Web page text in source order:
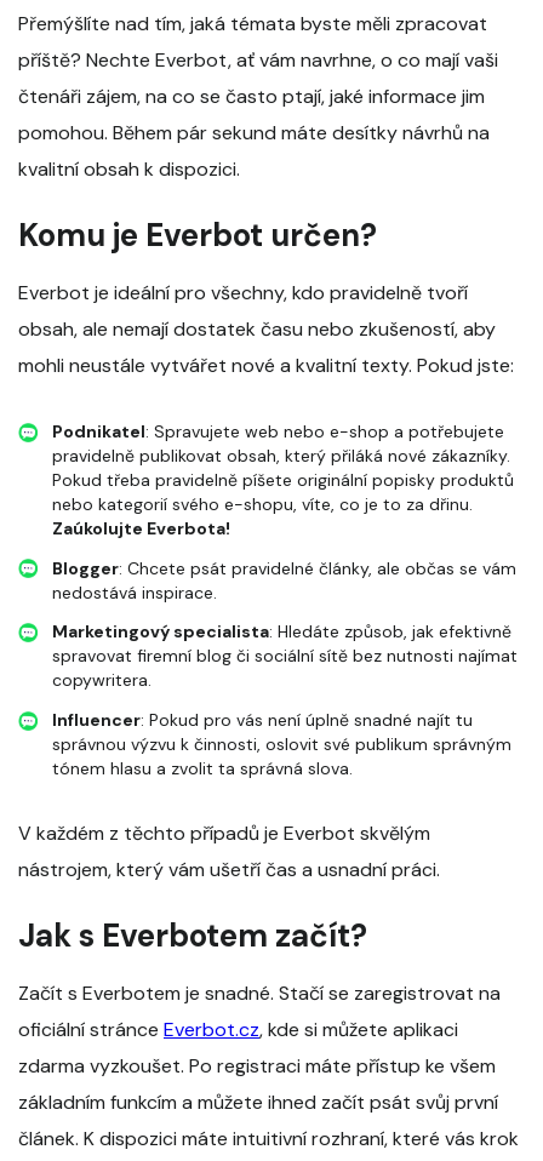
Přemýšlíte nad tím, jaká témata byste měli zpracovat
příště? Nechte Everbot, ať vám navrhne, o co mají vaši
čtenáři zájem, na co se často ptají, jaké informace jim
pomohou. Během pár sekund máte desítky návrhů na
kvalitní obsah k dispozici.
Komu je Everbot určen?
Everbot je ideální pro všechny, kdo pravidelně tvoří
obsah, ale nemají dostatek času nebo zkušeností, aby
mohli neustále vytvářet nové a kvalitní texty. Pokud jste:
Podnikatel: Spravujete web nebo e-shop a potřebujete
pravidelně publikovat obsah, který přiláká nové zákazníky.
Pokud třeba pravidelně píšete originální popisky produktů
nebo kategorií svého e-shopu, víte, co je to za dřinu.
Zaúkolujte Everbota!
Blogger: Chcete psát pravidelné články, ale občas se vám
nedostává inspirace.
Marketingový specialista: Hledáte způsob, jak efektivně
spravovat firemní blog či sociální sítě bez nutnosti najímat
copywritera.
Influencer: Pokud pro vás není úplně snadné najít tu
správnou výzvu k činnosti, oslovit své publikum správným
tónem hlasu a zvolit ta správná slova.
V každém z těchto případů je Everbot skvělým
nástrojem, který vám ušetří čas a usnadní práci.
Jak s Everbotem začít?
Začít s Everbotem je snadné. Stačí se zaregistrovat na
oficiální stránce Everbot.cz, kde si můžete aplikaci
zdarma vyzkoušet. Po registraci máte přístup ke všem
základním funkcím a můžete ihned začít psát svůj první
článek. K dispozici máte intuitivní rozhraní, které vás krok